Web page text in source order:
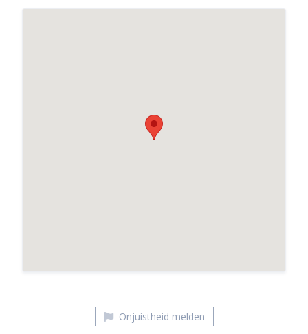
Onjuistheid melden